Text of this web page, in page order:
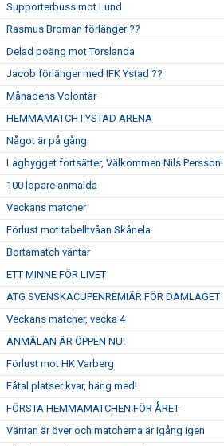
Supporterbuss mot Lund
Rasmus Broman förlänger ??
Delad poäng mot Torslanda
Jacob förlänger med IFK Ystad ??
Månadens Volontär
HEMMAMATCH I YSTAD ARENA
Något är på gång
Lagbygget fortsätter, Välkommen Nils Persson!
100 löpare anmälda
Veckans matcher
Förlust mot tabelltvåan Skånela
Bortamatch väntar
ETT MINNE FÖR LIVET
ATG SVENSKACUPENREMIÄR FÖR DAMLAGET
Veckans matcher, vecka 4
ANMÄLAN ÄR ÖPPEN NU!
Förlust mot HK Varberg
Fåtal platser kvar, häng med!
FÖRSTA HEMMAMATCHEN FÖR ÅRET
Väntan är över och matcherna är igång igen